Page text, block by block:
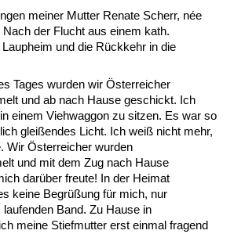
meiner Mutter Renate Scherr, née
Nach der Flucht aus einem kath.
und die Rückkehr in die
Tages wurden wir Österreicher
und ab nach Hause geschickt. Ich
einem Viehwaggon zu sitzen. Es war so
gleißendes Licht. Ich weiß nicht mehr,
Wir Österreicher wurden
und mit dem Zug nach Hause
darüber freute! In der Heimat
keine Begrüßung für mich, nur
Band. Zu Hause in
meine Stiefmutter erst einmal fragend